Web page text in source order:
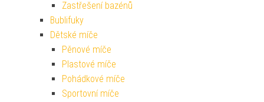
Zastřešení bazénů
Bublifuky
Dětské míče
Pěnové míče
Plastové míče
Pohádkové míče
Sportovní míče